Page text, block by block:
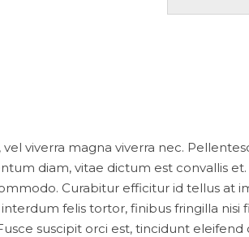
viverra magna viverra nec.
diam, vitae dictum est convallis
Curabitur efficitur id tellus at
felis tortor, finibus fringilla nisi
suscipit orci est, tincidunt